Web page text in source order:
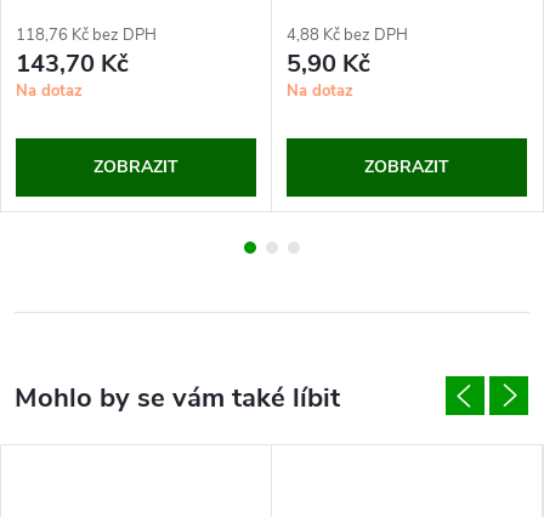
118,76 Kč bez DPH
143,70 Kč
Na dotaz
ZOBRAZIT
4,88 Kč bez DPH
5,90 Kč
Na dotaz
ZOBRAZIT